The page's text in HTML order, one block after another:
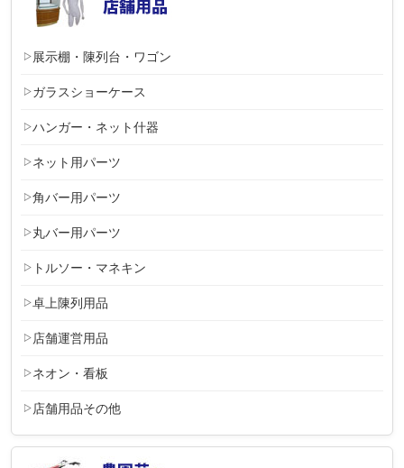
展示棚・陳列台・ワゴン
ガラスショーケース
ハンガー・ネット什器
ネット用パーツ
角バー用パーツ
丸バー用パーツ
トルソー・マネキン
卓上陳列用品
店舗運営用品
ネオン・看板
店舗用品その他